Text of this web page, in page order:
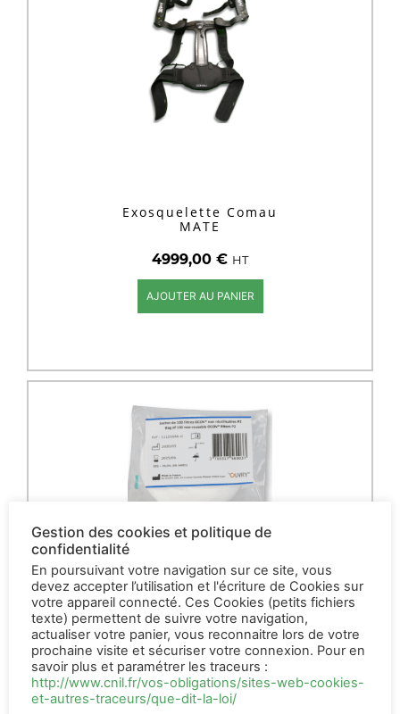
Exosquelette Comau
MATE
4999,00 € HT
AJOUTER AU PANIER
Sachet de 100 filtres OCOV (usage
unique P2)
25,00 € HT
AJOUTER AU PANIER
Gestion des cookies et politique de
confidentialité
En poursuivant votre navigation sur ce site, vous
devez accepter l’utilisation et l'écriture de Cookies sur
votre appareil connecté. Ces Cookies (petits fichiers
texte) permettent de suivre votre navigation,
actualiser votre panier, vous reconnaitre lors de votre
prochaine visite et sécuriser votre connexion. Pour en
savoir plus et paramétrer les traceurs :
http://www.cnil.fr/vos-obligations/sites-web-cookies-
et-autres-traceurs/que-dit-la-loi/